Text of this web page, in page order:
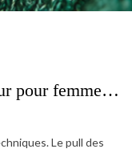
pour femme…
Le pull des